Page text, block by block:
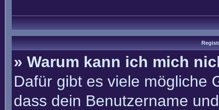
» Warum kann ich mich
Dafür gibt es viele mögliche
dass dein Benutzername